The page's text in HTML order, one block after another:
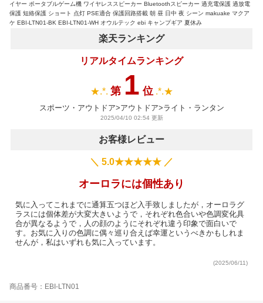
イヤー ポータブルゲーム機 ワイヤレススピーカー Bluetoothスピーカー 過充電保護 過放電
保護 短絡保護 ショート 点灯 PSE適合 保護回路搭載 朝 昼 日中 夜 シーン makuake マクア
ケ EBI-LTN01-BK EBI-LTN01-WH オウルテック ebi キャンプギア 夏休み
楽天ランキング
リアルタイムランキング
★.*. 第 1 位.*.★
スポーツ・アウトドア>アウトドア>ライト・ランタン
2025/04/10 02:54 更新
お客様レビュー
＼ 5.0★★★★★ ／
オーロラには個性あり
気に入ってこれまでに通算五つほど入手致しましたが，オーロラグ
ラスには個体差が大変大きいようで，それぞれ色合いや色調変化具
合が異なるようで，人の顔のようにそれぞれ違う印象で面白いで
す。お気に入りの色調に偶々巡り合えば幸運というべきかもしれま
せんが，私はいずれも気に入っています。
(2025/06/11)
商品番号：EBI-LTN01